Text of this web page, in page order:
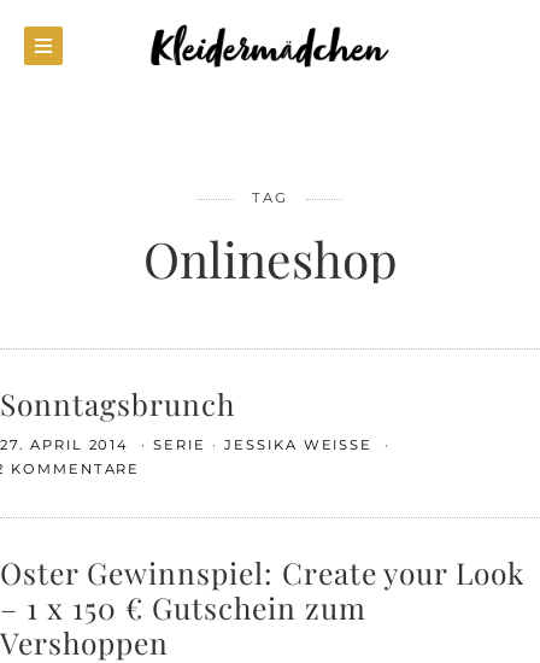
TAG
Onlineshop
Sonntagsbrunch
27. APRIL 2014 SERIE
JESSIKA WEISSE
KOMMENTARE
Oster Gewinnspiel: Create your Look
– 1 x 150 € Gutschein zum
Vershoppen